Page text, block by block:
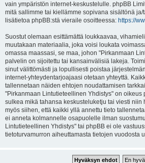
vain ympäristön internet-keskustelulle. phpBB
mitä sallimme tai kiellämme sopivana sisältönä
lisätietoa phpBB:stä vieraile osoitteessa: https://
Suostut olemaan esittämättä loukkaavaa,
muutakaan materiaalia, joka voisi loukata
omassa maassasi, se maa, johon "Pirkanmaan
palvelin on sijoitettu tai kansainvälisiä lakeja.
sinut välittömästi ja lopullisesti poistaa
internet-yhteydentarjoajaasi otetaan yhteyttä.
tallennetaan näiden ehtojen noudattamisen
"Pirkanmaan Lintutieteellinen Yhdistys" on oikeus
sulkea mikä tahansa keskusteluketju tai viesti niin
myös siihen, että kaikki yllä annettu tieto
ei anneta kolmannelle osapuolelle ilman
Lintutieteellinen Yhdistys" tai phpBB ei ole
tietoturvamurron aiheuttamasta tietojen vuodosta